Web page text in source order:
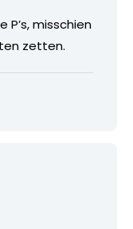
P’s, misschien
zetten.